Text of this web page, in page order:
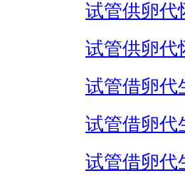
试管供卵代
试管供卵代
试管借卵代
试管借卵代
试管借卵代